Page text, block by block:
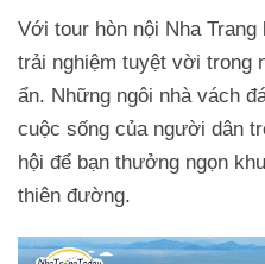
Với tour hòn nội Nha
trải nghiệm tuyệt vời trong
ẩn. Những ngôi nhà vách
cuộc sống của người dân
hội để bạn thưởng ngọn
thiên đường.